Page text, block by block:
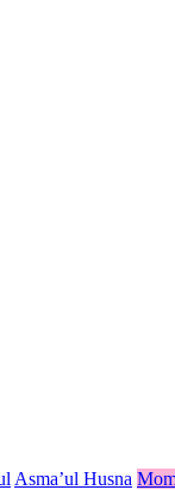
Asma’ul Husna